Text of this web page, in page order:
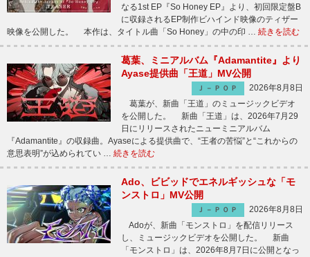
なる1st EP『So Honey EP』より、初回限定盤B
に収録されるEP制作ビハインド映像のティザー
映像を公開した。 本作は、タイトル曲「So Honey」の中の印 … 続きを読む
葛葉、ミニアルバム『Adamantite』より
Ayase提供曲「王道」MV公開
Ｊ－ＰＯＰ
2026年8月8日
葛葉が、新曲「王道」のミュージックビデオ
を公開した。 新曲「王道」は、2026年7月29
日にリリースされたニューミニアルバム
『Adamantite』の収録曲。Ayaseによる提供曲で、“王者の苦悩”と“これからの
意思表明”が込められてい … 続きを読む
Ado、ビビッドでエネルギッシュな「モ
ンストロ」MV公開
Ｊ－ＰＯＰ
2026年8月8日
Adoが、新曲「モンストロ」を配信リリース
し、ミュージックビデオを公開した。 新曲
「モンストロ」は、2026年8月7日に公開となっ